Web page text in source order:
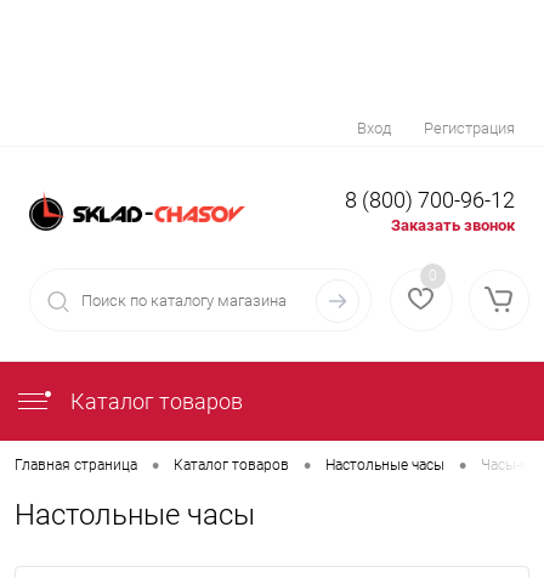
Вход Регистрация
8 (800) 700-96-12
Заказать звонок
0
Каталог товаров
Главная страница • Каталог товаров • Настольные часы • Часы-
Настольные часы